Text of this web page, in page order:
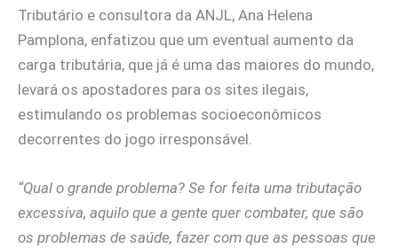
Tributário e consultora da ANJL, Ana Helena
Pamplona, enfatizou que um eventual aumento da
carga tributária, que já é uma das maiores do mundo,
levará os apostadores para os sites ilegais,
estimulando os problemas socioeconômicos
decorrentes do jogo irresponsável.
“Qual o grande problema? Se for feita uma tributação
excessiva, aquilo que a gente quer combater, que são
os problemas de saúde, fazer com que as pessoas que